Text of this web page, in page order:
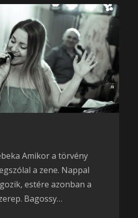
Amikor a törvény
a zene. Nappal
estére azonban a
Bagossy…